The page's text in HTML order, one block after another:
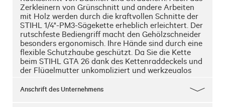
Zerkleinern von Grünschnitt und andere Arbeiten
mit Holz werden durch die kraftvollen Schnitte der
STIHL 1/4"-PM3-Sägekette erheblich erleichtert. Der
rutschfeste Bediengriff macht den Gehölzschneider
besonders ergonomisch. Ihre Hände sind durch eine
flexible Schutzhaube geschützt. Da Sie die Kette
beim STIHL GTA 26 dank des Kettenraddeckels und
der Flügelmutter unkompliziert und werkzeuglos
Gehölzschneiders besonders leicht.
Anschrift des Unternehmens